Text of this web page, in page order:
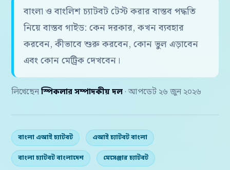
বাংলা ও বাংলিশ চ্যাটবট টেস্ট করার বাস্তব পদ্ধতি
নিয়ে বাস্তব গাইড: কেন দরকার, কখন ব্যবহার
করবেন, কীভাবে শুরু করবেন, কোন ভুল এড়াবেন
এবং কোন মেট্রিক দেখবেন।
লিখেছেন স্পিকলার সম্পাদকীয় দল · আপডেট ২৬ জুন ২০২৬
বাংলা এআই চ্যাটবট এআই চ্যাটবট বাংলা
বাংলা চ্যাটবট বাংলাদেশ মেসেঞ্জার চ্যাটবট